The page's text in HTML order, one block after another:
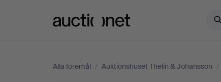
Alla föremål / Auktionshuset Thelin & Johansson /